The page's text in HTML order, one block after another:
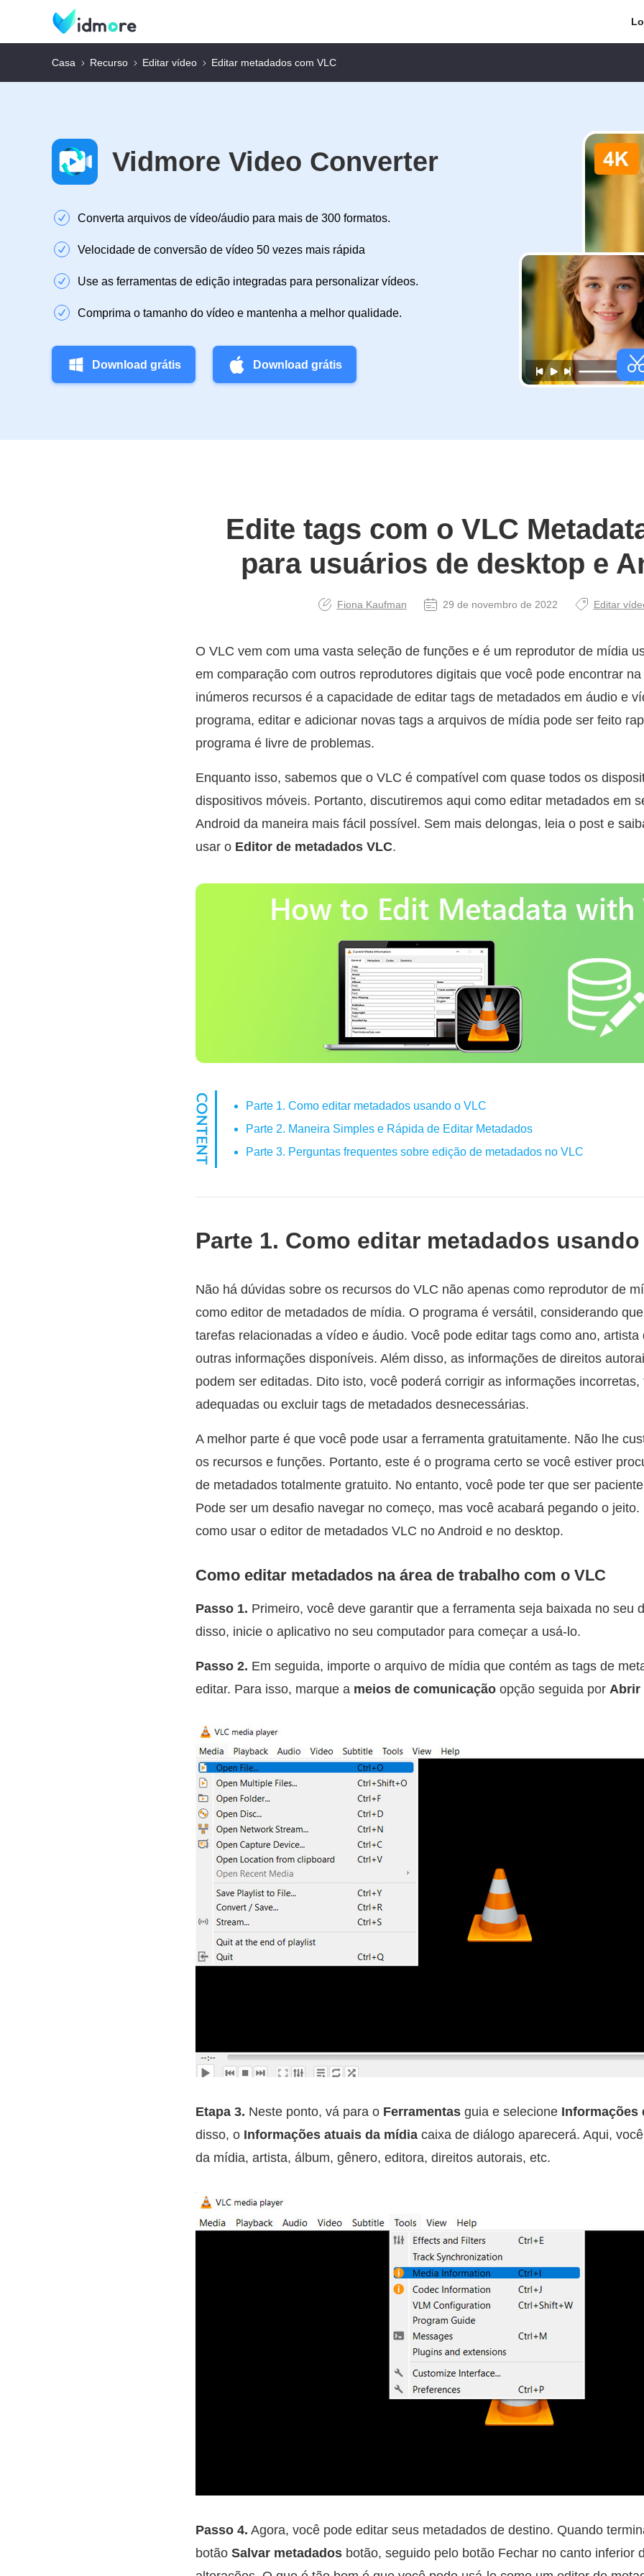
Casa Recurso Editar vídeo Editar metadados com VLC
Vidmore Video Converter
Converta arquivos de vídeo/áudio para mais de 300 formatos.
Velocidade de conversão de vídeo 50 vezes mais rápida
Use as ferramentas de edição integradas para personalizar vídeos.
Comprima o tamanho do vídeo e mantenha a melhor qualidade.
Download grátis Download grátis
Edite tags com o VLC
para usuários de desktop e
Fiona Kaufman 29 de novembro de 2022 Editar
O VLC vem com uma vasta seleção de funções e é um reprodutor de mídia
em comparação com outros reprodutores digitais que você pode encontrar
inúmeros recursos é a capacidade de editar tags de metadados em áudio e
programa, editar e adicionar novas tags a arquivos de mídia pode ser feito
programa é livre de problemas.
Enquanto isso, sabemos que o VLC é compatível com quase todos os
dispositivos móveis. Portanto, discutiremos aqui como editar metadados em
Android da maneira mais fácil possível. Sem mais delongas, leia o post e
usar o Editor de metadados VLC.
Parte 1. Como editar metadados usando o VLC
Parte 2. Maneira Simples e Rápida de Editar Metadados
Parte 3. Perguntas frequentes sobre edição de metadados no VLC
Parte 1. Como editar metadados usando
Não há dúvidas sobre os recursos do VLC não apenas como reprodutor de
como editor de metadados de mídia. O programa é versátil, considerando
tarefas relacionadas a vídeo e áudio. Você pode editar tags como ano,
outras informações disponíveis. Além disso, as informações de direitos
podem ser editadas. Dito isto, você poderá corrigir as informações
adequadas ou excluir tags de metadados desnecessárias.
A melhor parte é que você pode usar a ferramenta gratuitamente. Não lhe
os recursos e funções. Portanto, este é o programa certo se você estiver
de metadados totalmente gratuito. No entanto, você pode ter que ser
Pode ser um desafio navegar no começo, mas você acabará pegando o
como usar o editor de metadados VLC no Android e no desktop.
Como editar metadados na área de trabalho com o VLC
Passo 1. Primeiro, você deve garantir que a ferramenta seja baixada no seu
disso, inicie o aplicativo no seu computador para começar a usá-lo.
Passo 2. Em seguida, importe o arquivo de mídia que contém as tags de
editar. Para isso, marque a meios de comunicação opção seguida por Abrir
Etapa 3. Neste ponto, vá para o Ferramentas guia e selecione Informações
disso, o Informações atuais da mídia caixa de diálogo aparecerá. Aqui,
da mídia, artista, álbum, gênero, editora, direitos autorais, etc.
Passo 4. Agora, você pode editar seus metadados de destino. Quando
botão Salvar metadados botão, seguido pelo botão Fechar no canto inferior